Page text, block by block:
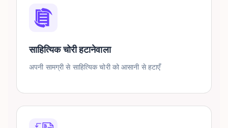
साहित्यिक चोरी हटानेवाला
अपनी सामग्री से साहित्यिक चोरी को आसानी से हटाएँ